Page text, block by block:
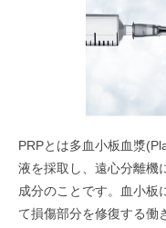
PRPとは多血小板血漿
液を採取し、遠心分離機
成分のことです。血小板
て損傷部分を修復する働